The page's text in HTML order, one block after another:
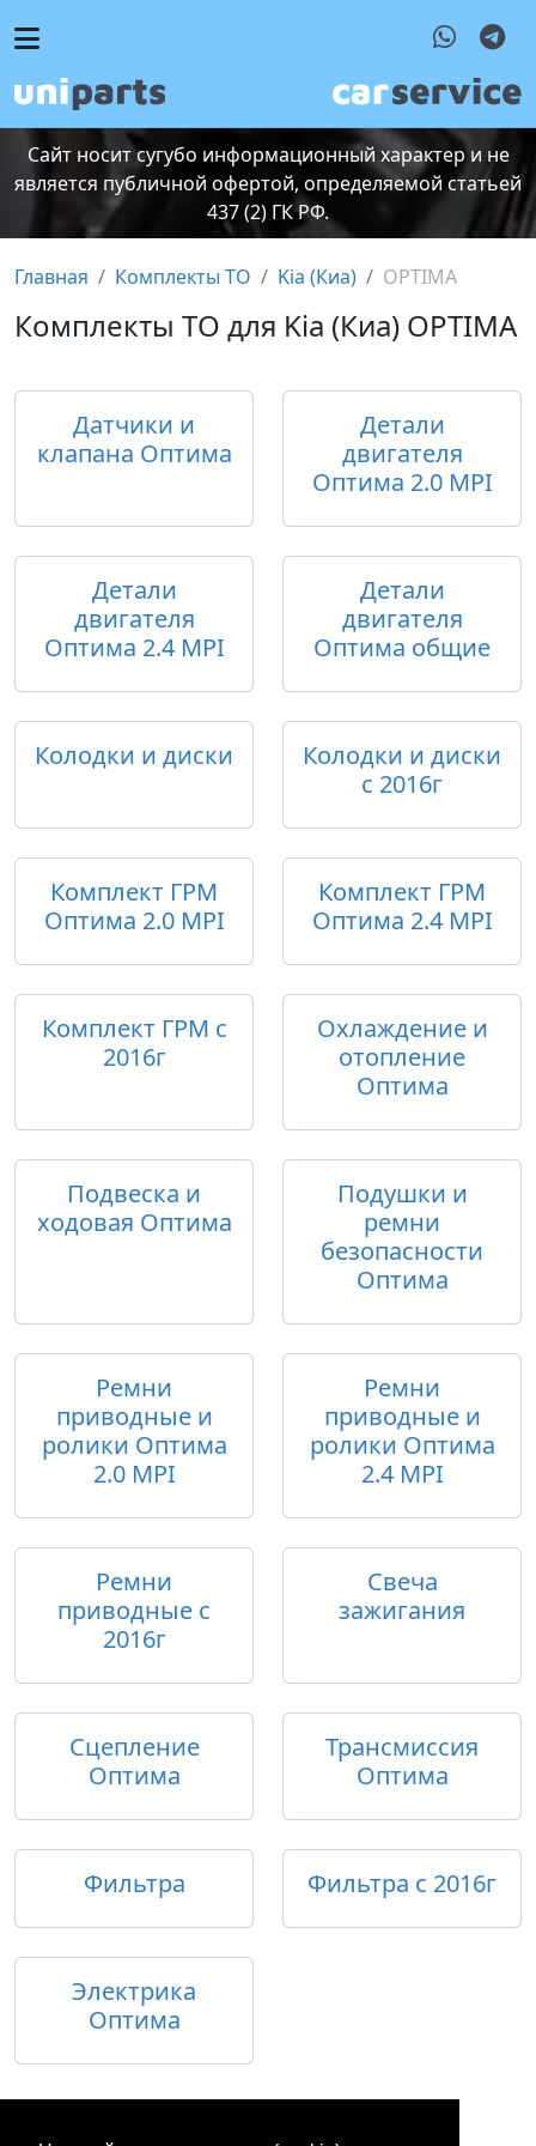
Сайт носит сугубо информационный характер и не
является публичной офертой, определяемой статьей
437 (2) ГК РФ.
Главная Комплекты ТО Kia (Киа) OPTIMA
Комплекты ТО для Kia (Киа) OPTIMA
Датчики и
клапана Оптима
Детали
двигателя
Оптима 2.0 MPI
Детали
двигателя
Оптима 2.4 MPI
Детали
двигателя
Оптима общие
Колодки и диски
Колодки и диски
c 2016г
Комплект ГРМ
Оптима 2.0 MPI
Комплект ГРМ
Оптима 2.4 MPI
Комплект ГРМ с
2016г
Охлаждение и
отопление
Оптима
Подвеска и
ходовая Оптима
Подушки и
ремни
безопасности
Оптима
Ремни
приводные и
ролики Оптима
2.0 MPI
Ремни
приводные и
ролики Оптима
2.4 MPI
Ремни
приводные с
2016г
Свеча
зажигания
Сцепление
Оптима
Трансмиссия
Оптима
Фильтра Фильтра с 2016г
Электрика
Оптима